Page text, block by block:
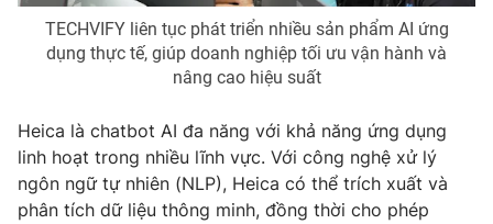
TECHVIFY liên tục phát triển nhiều sản phẩm AI ứng
dụng thực tế, giúp doanh nghiệp tối ưu vận hành và
nâng cao hiệu suất
Heica là chatbot AI đa năng với khả năng ứng dụng
linh hoạt trong nhiều lĩnh vực. Với công nghệ xử lý
ngôn ngữ tự nhiên (NLP), Heica có thể trích xuất và
phân tích dữ liệu thông minh, đồng thời cho phép